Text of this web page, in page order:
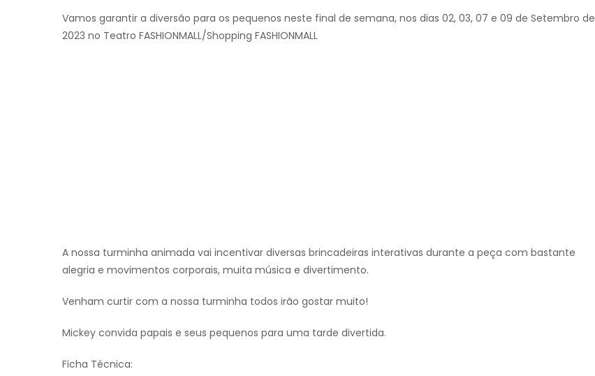
Vamos garantir a diversão para os pequenos neste final de semana, nos dias 02, 03, 07 e 09 de Setembro de
2023 no Teatro FASHIONMALL/Shopping FASHIONMALL
A nossa turminha animada vai incentivar diversas brincadeiras interativas durante a peça com bastante
alegria e movimentos corporais, muita música e divertimento.
Venham curtir com a nossa turminha todos irão gostar muito!
Mickey convida papais e seus pequenos para uma tarde divertida.
Ficha Técnica: